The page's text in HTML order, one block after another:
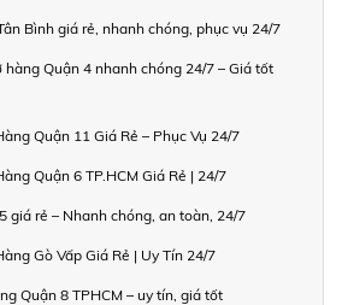
Bình giá rẻ, nhanh chóng, phục vụ 24/7
Quận 4 nhanh chóng 24/7 – Giá tốt
Quận 11 Giá Rẻ – Phục Vụ 24/7
Quận 6 TP.HCM Giá Rẻ | 24/7
giá rẻ – Nhanh chóng, an toàn, 24/7
Gò Vấp Giá Rẻ | Uy Tín 24/7
Quận 8 TPHCM – uy tín, giá tốt